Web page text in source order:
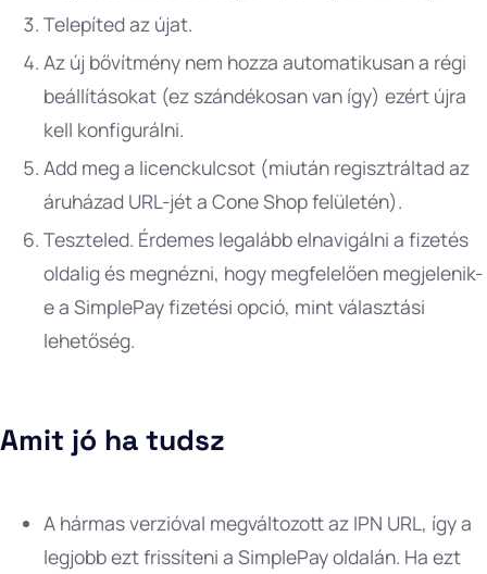
Telepíted az újat.
Az új bővítmény nem hozza automatikusan a régi
beállításokat (ez szándékosan van így) ezért újra
kell konfigurálni.
Add meg a licenckulcsot (miután regisztráltad az
áruházad URL-jét a Cone Shop felületén).
Teszteled. Érdemes legalább elnavigálni a fizetés
oldalig és megnézni, hogy megfelelően megjelenik-
e a SimplePay fizetési opció, mint választási
lehetőség.
Amit jó ha tudsz
A hármas verzióval megváltozott az IPN URL, így a
legjobb ezt frissíteni a SimplePay oldalán. Ha ezt